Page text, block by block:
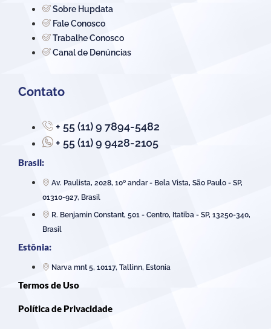
Sobre Hupdata
Fale Conosco
Trabalhe Conosco
Canal de Denúncias
Contato
+ 55 (11) 9 7894-5482
+ 55 (11) 9 9428-2105
Brasil:
Av. Paulista, 2028, 10º andar - Bela Vista, São Paulo - SP,
01310-927, Brasil
R. Benjamin Constant, 501 - Centro, Itatiba - SP, 13250-340,
Brasil
Estônia:
Narva mnt 5, 10117, Tallinn, Estonia
Termos de Uso
Política de Privacidade